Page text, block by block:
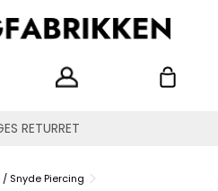
RETURRET
/ Snyde Piercing